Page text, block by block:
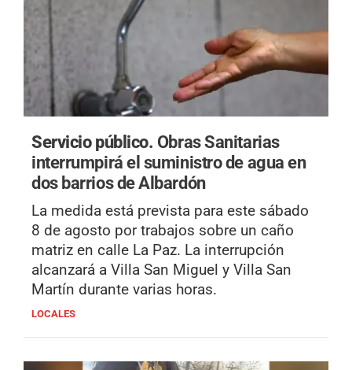
Servicio público. Obras Sanitarias
interrumpirá el suministro de agua en
dos barrios de Albardón
La medida está prevista para este sábado
8 de agosto por trabajos sobre un caño
matriz en calle La Paz. La interrupción
alcanzará a Villa San Miguel y Villa San
Martín durante varias horas.
LOCALES